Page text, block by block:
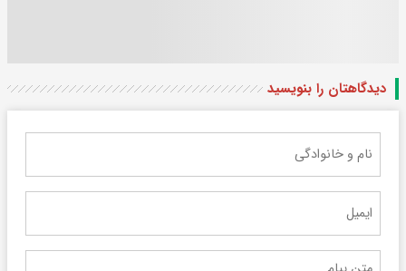
دیدگاهتان را بنویسید